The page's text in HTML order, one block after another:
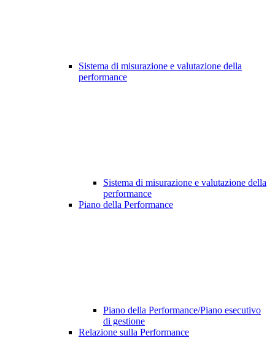
Sistema di misurazione e valutazione della
performance
Sistema di misurazione e valutazione della
performance
Piano della Performance
Piano della Performance/Piano esecutivo
di gestione
Relazione sulla Performance